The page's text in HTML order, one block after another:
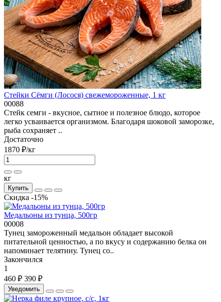
Стейки Сёмги (Лосося) свежемороженные, 1 кг
00088
Стейк семги - вкусное, сытное и полезное блюдо, которое
легко усваивается организмом. Благодаря шоковой заморозке,
рыба сохраняет ..
Достаточно
1870 ₽/кг
кг
Купить
Скидка -15%
Медальоны из тунца, 500гр
00008
Тунец замороженный медальон обладает высокой
питательной ценностью, а по вкусу и содержанию белка он
напоминает телятину. Тунец со..
Закончился
1
460 ₽ 390 ₽
Уведомить